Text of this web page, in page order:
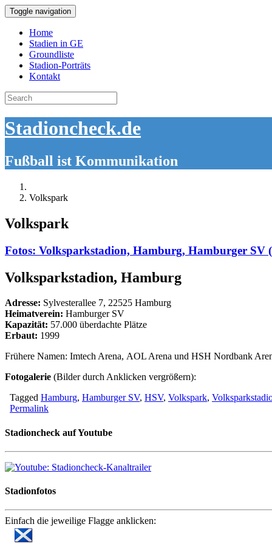
Toggle navigation
Home
Stadien in GE
Groundliste
Stadion-Porträts
Kontakt
Search
for:
Stadioncheck.de
Fußball ist Kommunikation
Volkspark
Volkspark
Fotos: Volksparkstadion, Hamburg, Hamburger SV
Volksparkstadion, Hamburg
Adresse: Sylvesterallee 7, 22525 Hamburg
Heimatverein: Hamburger SV
Kapazität: 57.000 überdachte Plätze
Erbaut: 1999
Frühere Namen: Imtech Arena, AOL Arena und HSH Nordbank
Fotogalerie (Bilder durch Anklicken vergrößern):
Tagged Hamburg, Hamburger SV, HSV, Volkspark,
Permalink
Stadioncheck auf Youtube
Stadionfotos
Einfach die jeweilige Flagge anklicken: